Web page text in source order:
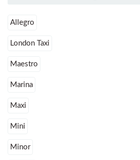
Allegro
London Taxi
Maestro
Marina
Maxi
Mini
Minor